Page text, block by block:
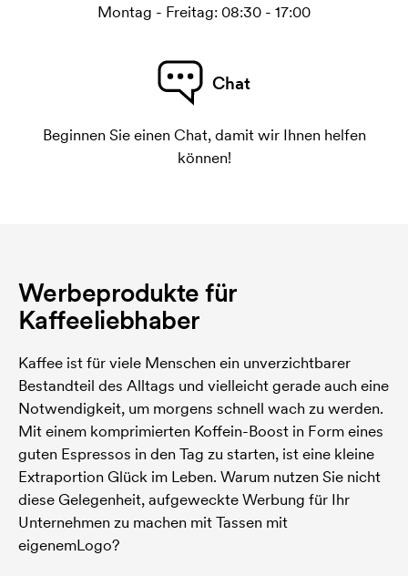
Montag - Freitag: 08:30 - 17:00
Chat
Beginnen Sie einen Chat, damit wir Ihnen helfen
können!
Werbeprodukte für
Kaffeeliebhaber
Kaffee ist für viele Menschen ein unverzichtbarer
Bestandteil des Alltags und vielleicht gerade auch eine
Notwendigkeit, um morgens schnell wach zu werden.
Mit einem komprimierten Koffein-Boost in Form eines
guten Espressos in den Tag zu starten, ist eine kleine
Extraportion Glück im Leben. Warum nutzen Sie nicht
diese Gelegenheit, aufgeweckte Werbung für Ihr
Unternehmen zu machen mit Tassen mit
eigenemLogo?